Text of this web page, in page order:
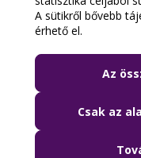
A sütikről bővebb
érhető el.
Az
Csak az